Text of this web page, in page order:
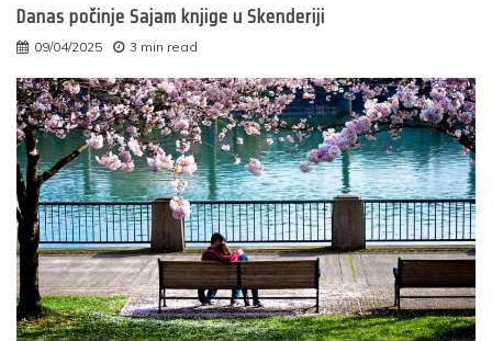
Danas počinje Sajam knjige u Skenderiji
09/04/2025 3 min read